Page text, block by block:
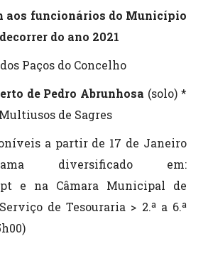
aos funcionários do Município
do ano 2021
Paços do Concelho
de Pedro Abrunhosa (solo) *
de Sagres
a partir de 17 de Janeiro
diversificado em:
e na Câmara Municipal de
de Tesouraria > 2.ª a 6.ª